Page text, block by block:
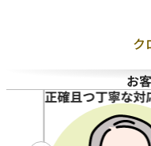
ク
お
高値で買い取っていた